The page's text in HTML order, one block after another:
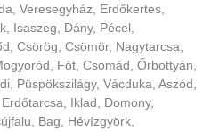
Veresegyház, Erdőkertes,
Isaszeg, Dány, Pécel,
Csörög, Csömör, Nagytarcsa,
Fót, Csomád, Őrbottyán,
Püspökszilágy, Vácduka, Aszód,
Iklad, Domony,
Bag, Hévízgyörk,